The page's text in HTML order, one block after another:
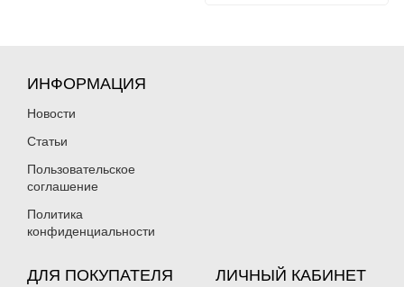
ИНФОРМАЦИЯ
Новости
Статьи
Пользовательское
соглашение
Политика
конфиденциальности
ДЛЯ ПОКУПАТЕЛЯ ЛИЧНЫЙ КАБИНЕТ